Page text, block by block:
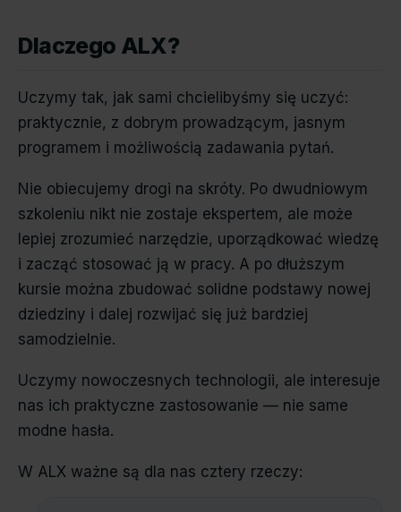
Dlaczego ALX?
Uczymy tak, jak sami chcielibyśmy się uczyć:
praktycznie, z dobrym prowadzącym, jasnym
programem i możliwością zadawania pytań.
Nie obiecujemy drogi na skróty. Po dwudniowym
szkoleniu nikt nie zostaje ekspertem, ale może
lepiej zrozumieć narzędzie, uporządkować wiedzę
i zacząć stosować ją w pracy. A po dłuższym
kursie można zbudować solidne podstawy nowej
dziedziny i dalej rozwijać się już bardziej
samodzielnie.
Uczymy nowoczesnych technologii, ale interesuje
nas ich praktyczne zastosowanie — nie same
modne hasła.
W ALX ważne są dla nas cztery rzeczy: